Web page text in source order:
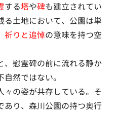
する塔や碑も建立されてい
る土地において、公園は単
祈りと追悼の意味を持つ空
、慰霊碑の前に流れる静か
然ではない。
々の姿が共存している。そ
あり、森川公園の持つ奥行